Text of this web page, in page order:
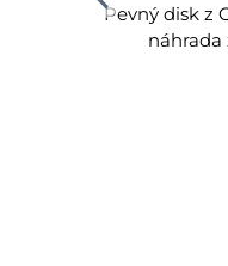
Pevný disk z
náhrada